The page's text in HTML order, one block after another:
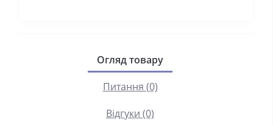
Огляд товару
Питання (0)
Відгуки (0)